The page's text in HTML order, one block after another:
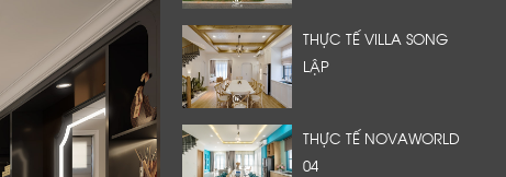
THỰC TẾ VILLA SONG
LẬP
THỰC TẾ NOVAWORLD
04